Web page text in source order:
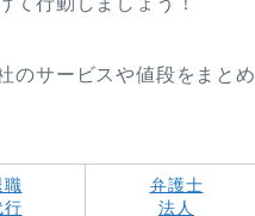
のサービスや値段をまとめ
職
行
弁護士
法人